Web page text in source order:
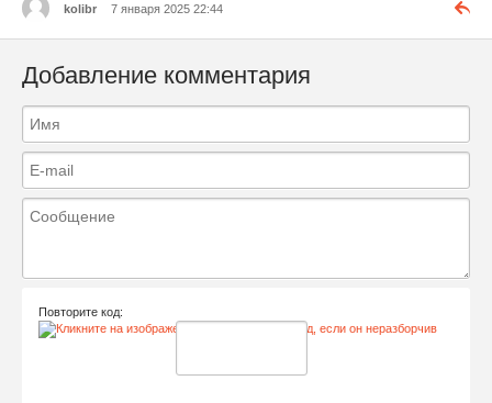
kolibr 7 января 2025 22:44
Добавление комментария
Повторите код: